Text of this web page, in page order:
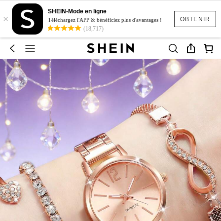
OBTENIR
×
SHEIN-Mode en ligne
Téléchargez l'APP & bénéficiez plus d'avantages !
(18,717)